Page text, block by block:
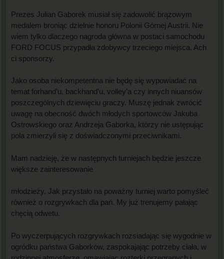
Prezes Julian Gaborek musiał się zadowolić brązowym
medalem broniąc dzielnie honoru Polonii Górnej Austrii. Nie
wiem tylko dlaczego nagroda główna w postaci samochodu
FORD FOCUS przypadła zdobywcy trzeciego miejsca. Ach
ci sponsorzy.
Jako osoba niekompetentna nie będę się wypowiadać na
temat forhand’u, backhand’u, volley’a czy innych niuansów
poszczególnych dziewięciu graczy. Muszę jednak zwrócić
uwagę na obecność dwóch młodych sportowców Jakuba
Ostrowskiego oraz Andrzeja Gaborka, którzy nie ustępując
pola zmierzyli się z doświadczonymi przeciwnikami.
Mam nadzieję, że w następnych turniejach będzie jeszcze
większe zainteresowanie
młodzieży. Jak przystało na poważny turniej warto pomyśleć
również o rozgrywkach dla pań. My już trenujemy pałając
chęcią odwetu.
Po wyczerpujących rozgrywkach rozsiadając się wygodnie w
ogródku państwa Gaborków, zaspokajając potrzeby ciała, w